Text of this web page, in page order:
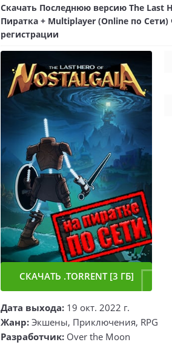
Скачать Последнюю версию The Last
Пиратка + Multiplayer (Online по Сети)
регистрации
СКАЧАТЬ .TORRENT [3 ГБ]
Дата выхода: 19 окт. 2022 г.
Жанр: Экшены, Приключения, RPG
Разработчик: Over the Moon